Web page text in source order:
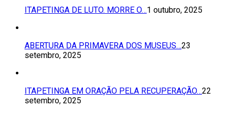
ITAPETINGA DE LUTO. MORRE O…1 outubro, 2025
ABERTURA DA PRIMAVERA DOS MUSEUS…23
setembro, 2025
ITAPETINGA EM ORAÇÃO PELA RECUPERAÇÃO…22
setembro, 2025